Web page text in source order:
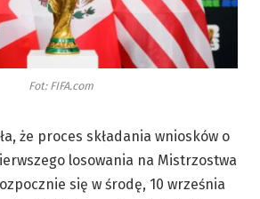
Fot: FIFA.com
że proces składania wniosków o
losowania na Mistrzostwa
się w środę, 10 września